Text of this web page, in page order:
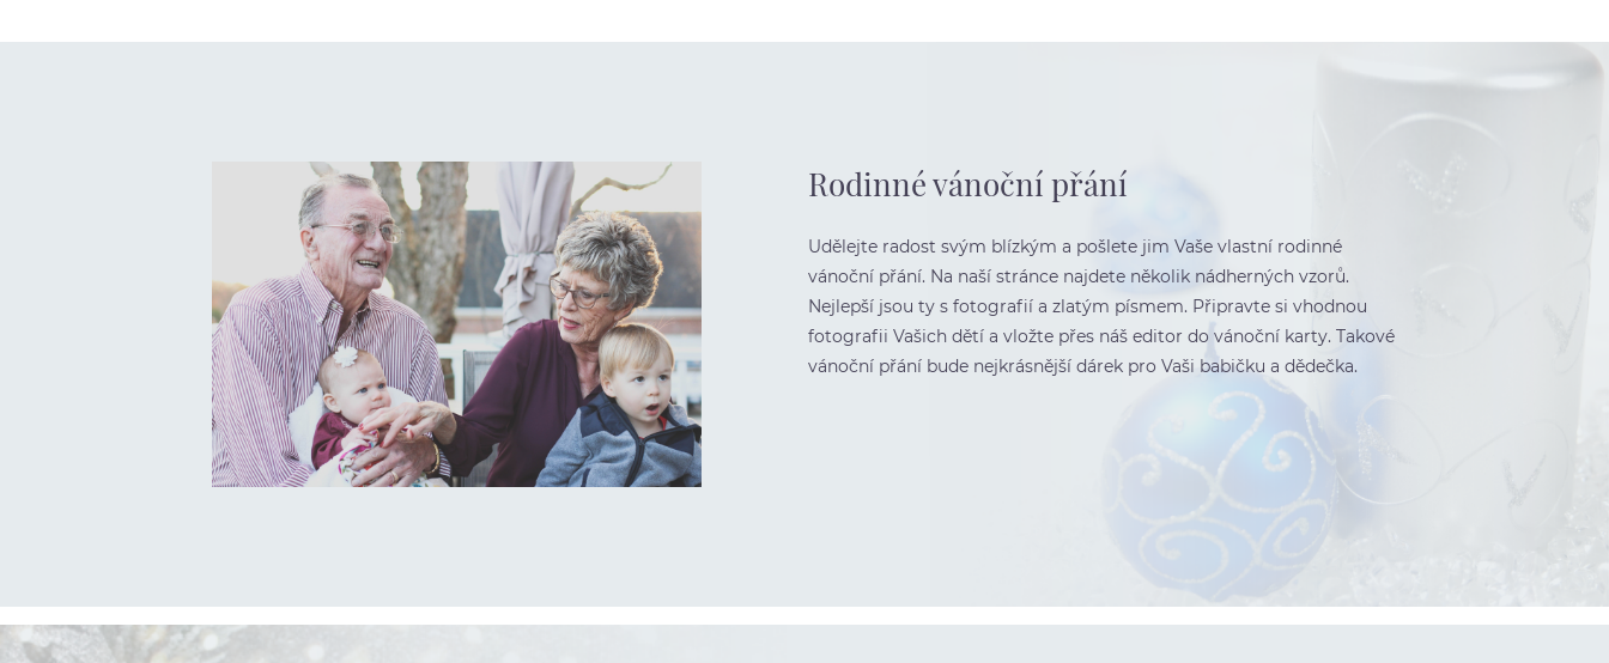
Rodinné vánoční přání
Udělejte radost svým blízkým a pošlete jim Vaše vlastní rodinné
vánoční přání. Na naší stránce najdete několik nádherných vzorů.
Nejlepší jsou ty s fotografií a zlatým písmem. Připravte si vhodnou
fotografii Vašich dětí a vložte přes náš editor do vánoční karty. Takové
vánoční přání bude nejkrásnější dárek pro Vaši babičku a dědečka.